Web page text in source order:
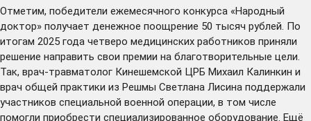
Отметим, победители ежемесячного конкурса «Народный
доктор» получает денежное поощрение 50 тысяч рублей. По
итогам 2025 года четверо медицинских работников приняли
решение направить свои премии на благотворительные цели.
Так, врач-травматолог Кинешемской ЦРБ Михаил Калинкин и
врач общей практики из Решмы Светлана Лисина поддержали
участников специальной военной операции, в том числе
помогли приобрести специализированное оборудование. Ещё